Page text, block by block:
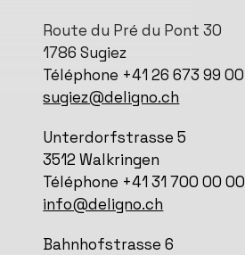
Route du Pré du Pont 30
1786 Sugiez
Téléphone +41 26 673 99 00
sugiez@deligno.ch
Unterdorfstrasse 5
3512 Walkringen
Téléphone +41 31 700 00 00
info@deligno.ch
Bahnhofstrasse 6